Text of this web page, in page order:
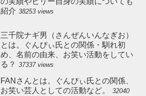
紹介 38253 views
三千院ナギ男（さんぜんいんなぎお）
とは。ぐんぴぃ氏との関係・馴れ初
め、名前の由来、お笑い活動をしてい
る？ 37337 views
FANさんとは。ぐんぴぃ氏との関係、
お笑い芸人としての活動など。
32040